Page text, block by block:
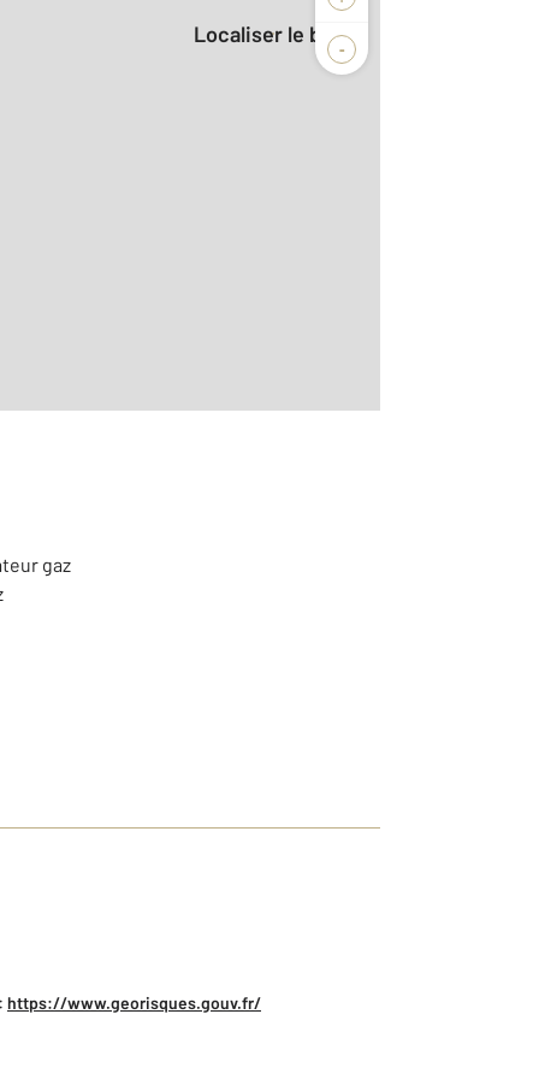
-
Localiser le bien
gaz
https://www.georisques.gouv.fr/